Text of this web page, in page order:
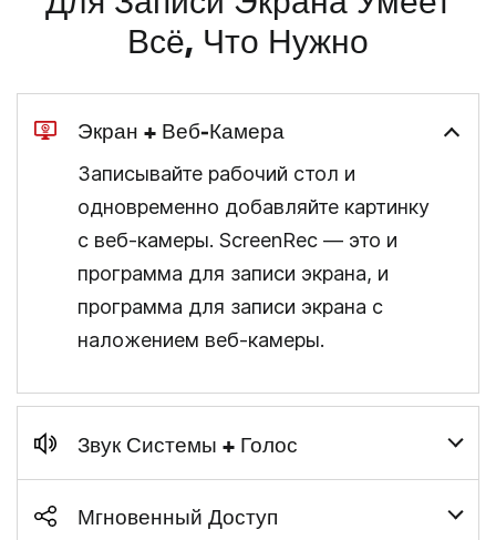
Всё, Что Нужно
Экран + Веб‑камера
Записывайте рабочий стол и
одновременно добавляйте картинку
с веб‑камеры. ScreenRec — это и
программа для записи экрана, и
программа для записи экрана с
наложением веб‑камеры.
Звук Системы + Голос
Мгновенный Доступ